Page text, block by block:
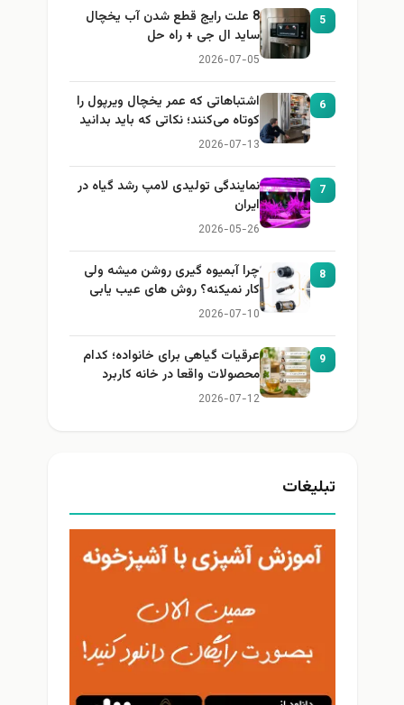
5
8 علت رایج قطع شدن آب یخچال
ساید ال جی + راه حل
2026-07-05
6
اشتباهاتی که عمر یخچال ویرپول را
کوتاه می‌کنند؛ نکاتی که باید بدانید
2026-07-13
7
نمایندگی تولیدی لامپ رشد گیاه در
ایران
2026-05-26
8
چرا آبمیوه گیری روشن میشه ولی
کار نمیکنه؟ روش های عیب یابی
2026-07-10
9
عرقیات گیاهی برای خانواده؛ کدام
محصولات واقعا در خانه کاربرد
دارند؟
2026-07-12
تبلیغات